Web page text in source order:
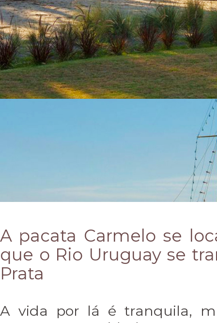
A pacata Carmelo se
que o Rio Uruguay se
Prata
A vida por lá é tranquila,